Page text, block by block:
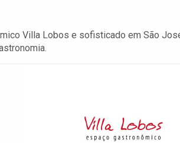
Villa Lobos e sofisticado em São